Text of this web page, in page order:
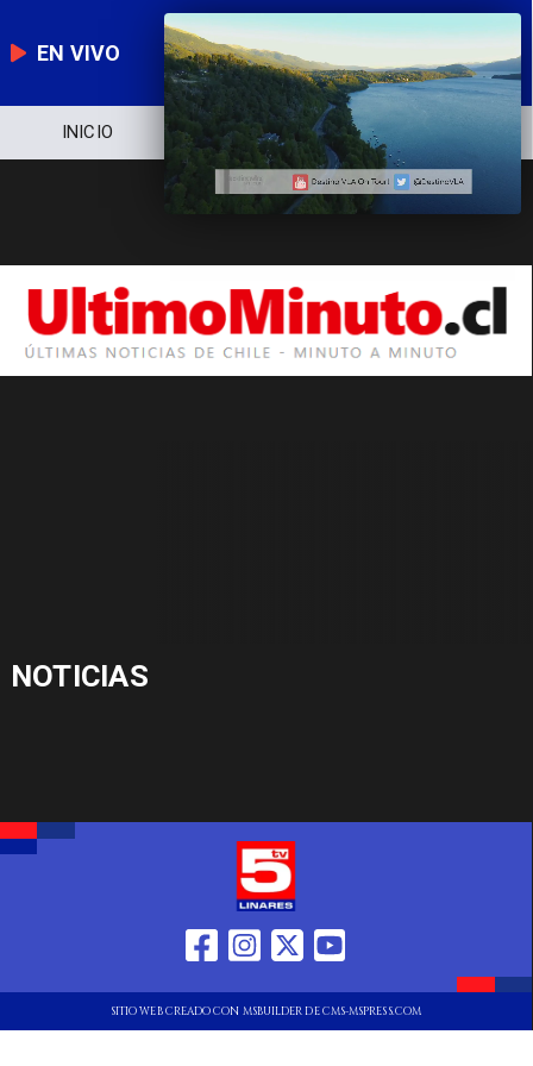
EN VIVO
INICIO NOTICIERO POLÍTICA
NOTICIAS
SITIO WEB CREADO CON MSBUILDER DE CMS-MSPRESS.COM